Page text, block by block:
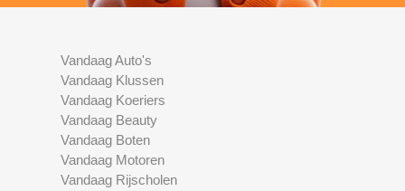
Vandaag Auto's
Vandaag Klussen
Vandaag Koeriers
Vandaag Beauty
Vandaag Boten
Vandaag Motoren
Vandaag Rijscholen